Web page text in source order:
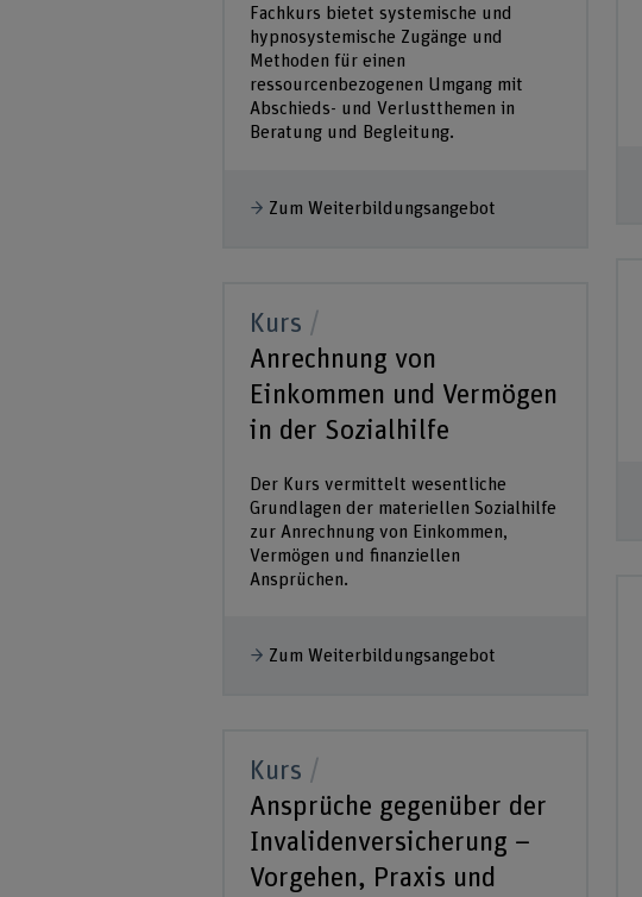
Fachkurs bietet systemische und
hypnosystemische Zugänge und
Methoden für einen
ressourcenbezogenen Umgang mit
Abschieds- und Verlustthemen in
Beratung und Begleitung.
Zum Weiterbildungsangebot
Kurs
Anrechnung von
Einkommen und Vermögen
in der Sozialhilfe
Der Kurs vermittelt wesentliche
Grundlagen der materiellen Sozialhilfe
zur Anrechnung von Einkommen,
Vermögen und finanziellen
Ansprüchen.
Zum Weiterbildungsangebot
Kurs
Ansprüche gegenüber der
Invalidenversicherung –
Vorgehen, Praxis und